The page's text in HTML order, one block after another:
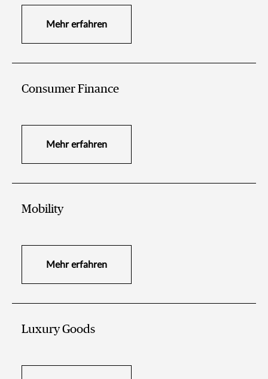
Mehr erfahren
Consumer Finance
Mehr erfahren
Mobility
Mehr erfahren
Luxury Goods